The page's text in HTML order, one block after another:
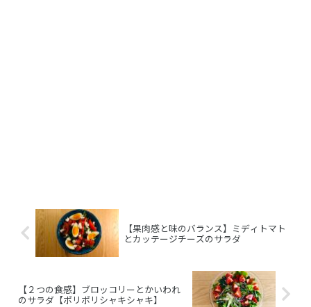
【果肉感と味のバランス】ミディトマト
とカッテージチーズのサラダ
【２つの食感】ブロッコリーとかいわれ
のサラダ【ポリポリシャキシャキ】